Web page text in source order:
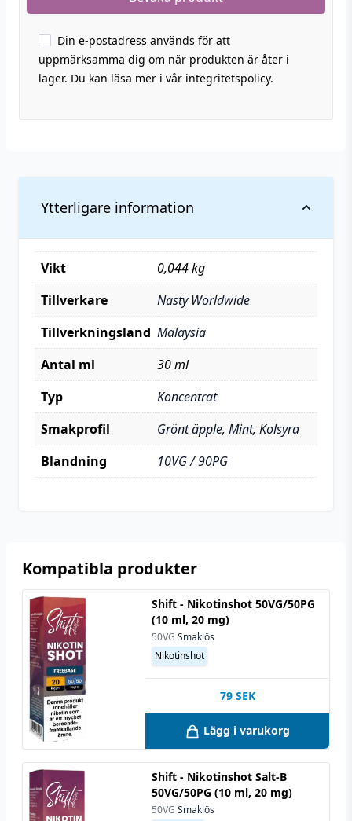
Din e-postadress används för att
uppmärksamma dig om när produkten är åter i
lager. Du kan läsa mer i vår integritetspolicy.
Ytterligare information
Vikt
0,044 kg
Tillverkare
Nasty Worldwide
Tillverkningsland Malaysia
Antal ml
30 ml
Typ
Koncentrat
Smakprofil
Grönt äpple, Mint, Kolsyra
Blandning
10VG / 90PG
Kompatibla produkter
Shift - Nikotinshot 50VG/50PG
(10 ml, 20 mg)
50VG Smaklös
Nikotinshot
79 SEK
Lägg i varukorg
Shift - Nikotinshot Salt-B
50VG/50PG (10 ml, 20 mg)
50VG Smaklös